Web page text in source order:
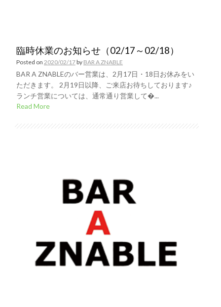
臨時休業のお知らせ（02/17～02/18）
Posted on 2020/02/17by BAR A ZNABLE
BAR A ZNABLEのバー営業は、2月17日・18日お休みをい
ただきます。 2月19日以降、ご来店お待ちしております♪
ランチ営業については、通常通り営業して�...
Read More